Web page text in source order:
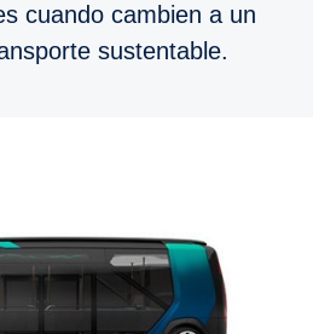
cuando cambien a un
sustentable.